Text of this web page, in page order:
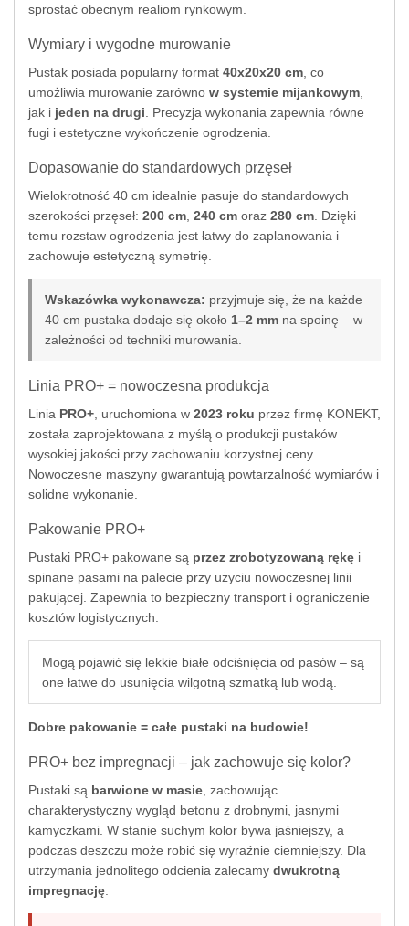
sprostać obecnym realiom rynkowym.
Wymiary i wygodne murowanie
Pustak posiada popularny format 40x20x20 cm , co
umożliwia murowanie zarówno w systemie mijankowym
jak i jeden na drugi . Precyzja wykonania zapewnia równe
fugi i estetyczne wykończenie ogrodzenia.
Dopasowanie do standardowych przęseł
Wielokrotność 40 cm idealnie pasuje do standardowych
szerokości przęseł: 200 cm 240 cm oraz 280 cm . Dzięki
temu rozstaw ogrodzenia jest łatwy do zaplanowania i
zachowuje estetyczną symetrię.
Wskazówka wykonawcza: przyjmuje się, że na każde
40 cm pustaka dodaje się około 1–2 mm na spoinę – w
zależności od techniki murowania.
Linia PRO+ = nowoczesna produkcja
Linia PRO+ , uruchomiona w 2023 roku przez firmę KONEKT,
została zaprojektowana z myślą o produkcji pustaków
wysokiej jakości przy zachowaniu korzystnej ceny.
Nowoczesne maszyny gwarantują powtarzalność wymiarów i
solidne wykonanie.
Pakowanie PRO+
Pustaki PRO+ pakowane są przez zrobotyzowaną rękę i
spinane pasami na palecie przy użyciu nowoczesnej linii
pakującej. Zapewnia to bezpieczny transport i ograniczenie
kosztów logistycznych.
Mogą pojawić się lekkie białe odciśnięcia od pasów – są
one łatwe do usunięcia wilgotną szmatką lub wodą.
Dobre pakowanie = całe pustaki na budowie!
PRO+ bez impregnacji – jak zachowuje się kolor?
Pustaki są barwione w masie , zachowując
charakterystyczny wygląd betonu z drobnymi, jasnymi
kamyczkami. W stanie suchym kolor bywa jaśniejszy, a
podczas deszczu może robić się wyraźnie ciemniejszy. Dla
utrzymania jednolitego odcienia zalecamy dwukrotną
impregnację